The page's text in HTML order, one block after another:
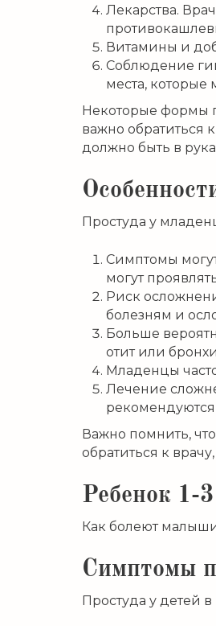
Лекарства.
Витамины и
Соблюдение
места, которые
Некоторые формы
важно обратиться
должно быть в
Простуда у
Симптомы
могут
Риск
болезням и
Больше
отит или
Младенцы
Лечение
Важно помнить,
обратиться к
Ребенок 1-
Как болеют
Симптомы
Простуда у детей